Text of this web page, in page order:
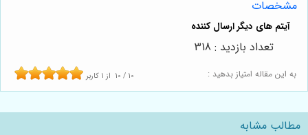
مشخصات
به این مقاله امتیاز بدهید : 10 / 10 از 1 کاربر
تعداد بازدید : 318
مطالب مشابه